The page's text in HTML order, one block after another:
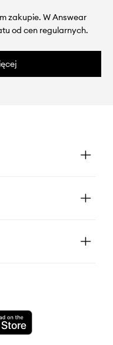
zakupie. W Answear
od cen regularnych.